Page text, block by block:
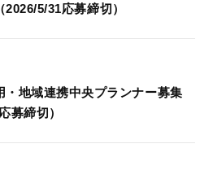
5/31応募締切）
・地域連携中央プランナー募集
募締切）